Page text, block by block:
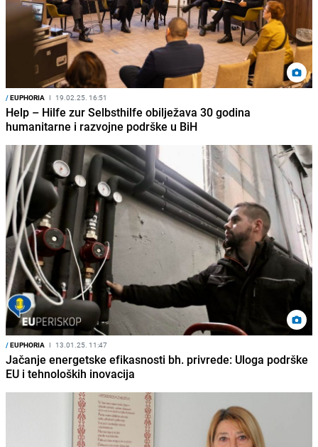
/EUPHORIA I 19.02.25. 16:51
Help – Hilfe zur Selbsthilfe obilježava 30 godina
humanitarne i razvojne podrške u BiH
/EUPHORIA I 13.01.25. 11:47
Jačanje energetske efikasnosti bh. privrede: Uloga podrške
EU i tehnoloških inovacija